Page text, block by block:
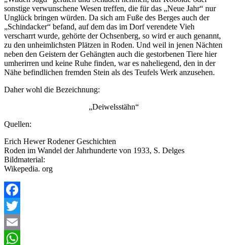
sonstige verwunschene Wesen treffen, die für das „Neue Jahr“ nur
Unglück bringen würden. Da sich am Fuße des Berges auch der
„Schindacker“ befand, auf dem das im Dorf verendete Vieh
verscharrt wurde, gehörte der Ochsenberg, so wird er auch genannt,
zu den unheimlichsten Plätzen in Roden. Und weil in jenen Nächten
neben den Geistern der Gehängten auch die gestorbenen Tiere hier
umherirren und keine Ruhe finden, war es naheliegend, den in der
Nähe befindlichen fremden Stein als des Teufels Werk anzusehen.
Daher wohl die Bezeichnung:
„Deiwelsstähn“
Quellen:
Erich Hewer Rodener Geschichten
Roden im Wandel der Jahrhunderte von 1933, S. Delges
Bildmaterial:
Wikepedia. org
Facebook
Twitter
Email